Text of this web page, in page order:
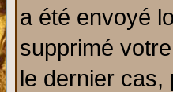
a été envoyé
supprimé
le dernier cas,